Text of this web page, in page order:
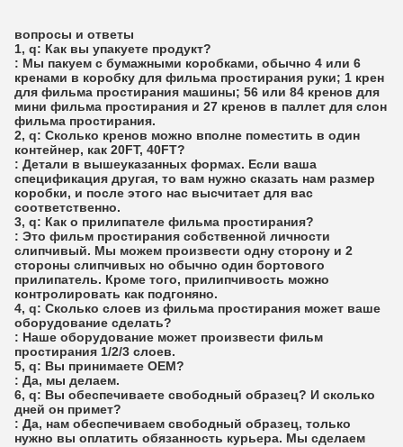
вопросы и ответы
1, q: Как вы упакуете продукт?
: Мы пакуем с бумажными коробками, обычно 4 или 6
кренами в коробку для фильма простирания руки; 1 крен
для фильма простирания машины; 56 или 84 кренов для
мини фильма простирания и 27 кренов в паллет для слон
фильма простирания.
2, q: Сколько кренов можно вполне поместить в один
контейнер, как 20FT, 40FT?
: Детали в вышеуказанных формах. Если ваша
спецификация другая, то вам нужно сказать нам размер
коробки, и после этого нас высчитает для вас
соответственно.
3, q: Как о прилипателе фильма простирания?
: Это фильм простирания собственной личности
слипчивый. Мы можем произвести одну сторону и 2
стороны слипчивых но обычно один бортового
прилипатель. Кроме того, прилипчивость можно
контролировать как подгоняно.
4, q: Сколько слоев из фильма простирания может ваше
оборудование сделать?
: Наше оборудование может произвести фильм
простирания 1/2/3 слоев.
5, q: Вы принимаете OEM?
: Да, мы делаем.
6, q: Вы обеспечиваете свободный образец? И сколько
дней он примет?
: Да, нам обеспечиваем свободный образец, только
нужно вы оплатить обязанность курьера. Мы сделаем